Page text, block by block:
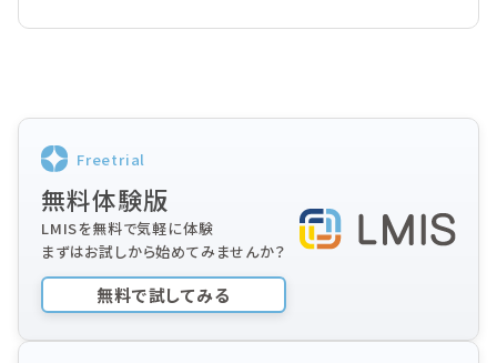
Freetrial
無料体験版
LMISを無料で気軽に体験
まずはお試しから始めてみませんか？
無料で試してみる